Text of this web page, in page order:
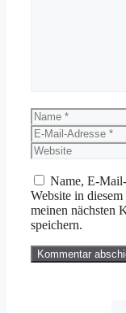
Name
E-
Mail-
Adresse
Website
Name, E-
Website in
meinen nächsten
speichern.